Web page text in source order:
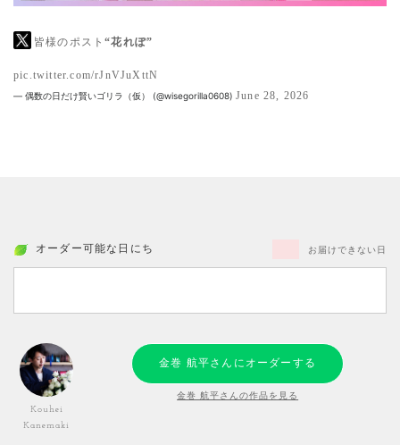
皆様のポスト“花れぽ”
pic.twitter.com/rJnVJuXttN
— 偶数の日だけ賢いゴリラ（仮） (@wisegorilla0608) June 28, 2026
オーダー可能な日にち お届けできない日
Kouhei
Kanemaki
金巻 航平さんにオーダーする
金巻 航平さんの作品を見る